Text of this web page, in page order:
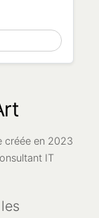
créée en 2023
IT